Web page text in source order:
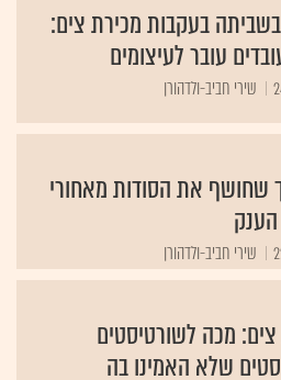
בעקבות מכירת צים:
עובר לעיצומים
שירי חביב-ולדהורן
שחושף את הסודות מאחורי
שירי חביב-ולדהורן
מכה לשורטיסטים
שלא האמינו בה